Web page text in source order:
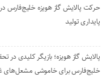
حرکت پالایش گاز هویزه خلیج‌فارس
پایداری تولید
پالایش گاز هویزه؛ بازیگر کلیدی در
خلیج‌فارس برای خاموشی مشعل‌های